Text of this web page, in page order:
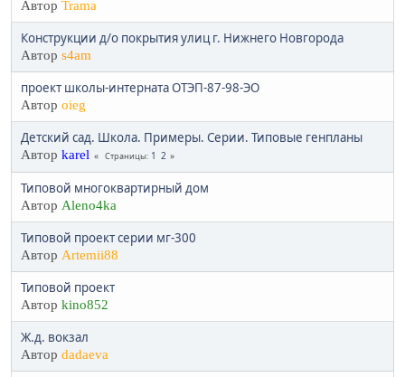
Автор Trama
Конструкции д/о покрытия улиц г. Нижнего Новгорода
Автор s4am
проект школы-интерната ОТЭП-87-98-ЭО
Автор oieg
Детский сад. Школа. Примеры. Серии. Типовые генпланы
Автор karel Страницы 1 2
Типовой многоквартирный дом
Автор Aleno4ka
Типовой проект серии мг-300
Автор Artemii88
Типовой проект
Автор kino852
Ж.д. вокзал
Автор dadaeva